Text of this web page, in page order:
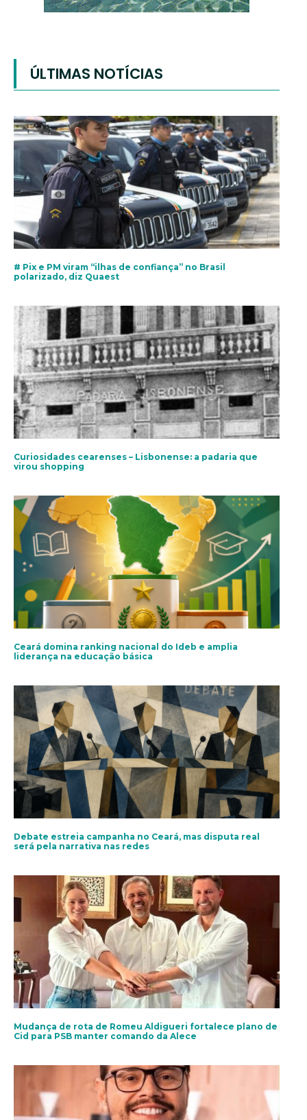
ÚLTIMAS NOTÍCIAS
# Pix e PM viram “ilhas de confiança” no Brasil
polarizado, diz Quaest
Curiosidades cearenses – Lisbonense: a padaria que
virou shopping
Ceará domina ranking nacional do Ideb e amplia
liderança na educação básica
Debate estreia campanha no Ceará, mas disputa real
será pela narrativa nas redes
Mudança de rota de Romeu Aldigueri fortalece plano de
Cid para PSB manter comando da Alece